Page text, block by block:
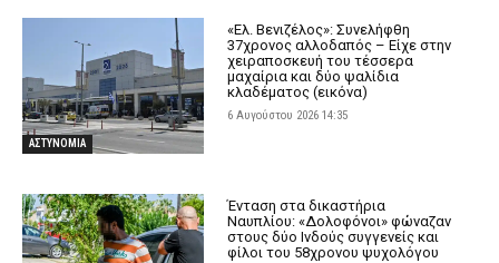
ΑΣΤΥΝΟΜΙΑ
«Ελ. Βενιζέλος»: Συνελήφθη
37χρονος αλλοδαπός – Είχε στην
χειραποσκευή του τέσσερα
μαχαίρια και δύο ψαλίδια
κλαδέματος (εικόνα)
6 Αυγούστου 2026 14:35
Ένταση στα δικαστήρια
Ναυπλίου: «Δολοφόνοι» φώναζαν
στους δύο Ινδούς συγγενείς και
φίλοι του 58χρονου ψυχολόγου